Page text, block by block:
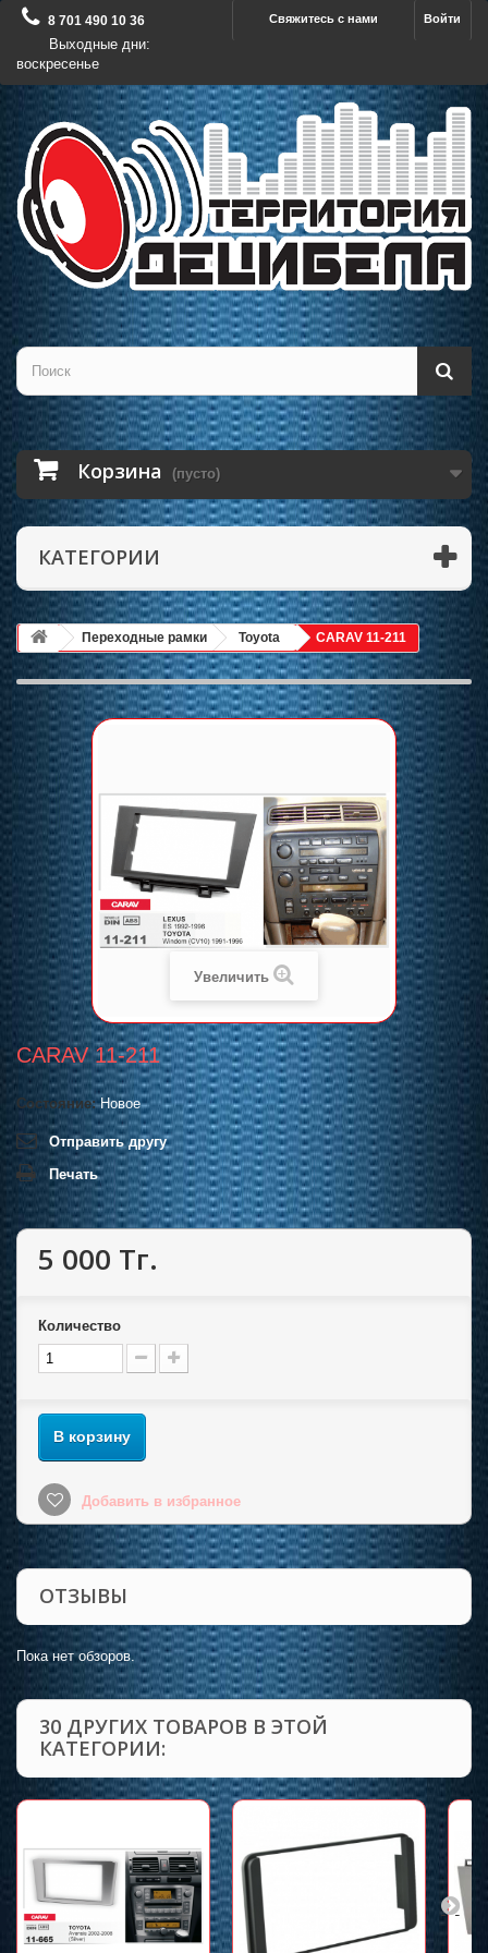
Войти
Свяжитесь с нами
8 701 490 10 36
Выходные дни:
воскресенье
Корзина (пусто)
КАТЕГОРИИ
Переходные рамки Toyota CARAV 11-211
Увеличить
CARAV 11-211
Состояние: Новое
Отправить другу
Печать
5 000 Тг.
Количество
В корзину
Добавить в избранное
ОТЗЫВЫ
Пока нет обзоров.
30 ДРУГИХ ТОВАРОВ В ЭТОЙ
КАТЕГОРИИ: